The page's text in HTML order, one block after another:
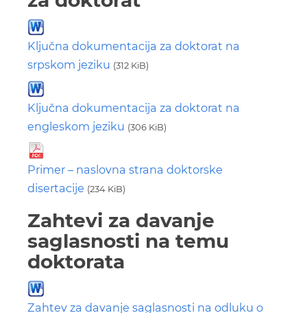
Ključna dokumentacija za doktorat na
srpskom jeziku (312 KiB)
Ključna dokumentacija za doktorat na
engleskom jeziku (306 KiB)
Primer – naslovna strana doktorske
disertacije (234 KiB)
Zahtevi za davanje
saglasnosti na temu
doktorata
Zahtev za davanje saglasnosti na odluku o